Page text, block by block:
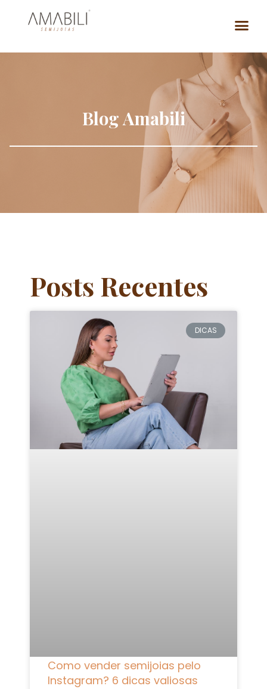
Blog Amabili
Posts Recentes
DICAS
Como vender semijoias pelo
Instagram? 6 dicas valiosas